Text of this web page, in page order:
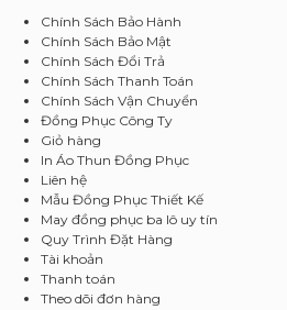
Chính Sách Bảo Hành
Chính Sách Bảo Mật
Chính Sách Đổi Trả
Chính Sách Thanh Toán
Chính Sách Vận Chuyển
Đồng Phục Công Ty
Giỏ hàng
In Áo Thun Đồng Phục
Liên hệ
Mẫu Đồng Phục Thiết Kế
May đồng phục ba lô uy tín
Quy Trình Đặt Hàng
Tài khoản
Thanh toán
Theo dõi đơn hàng